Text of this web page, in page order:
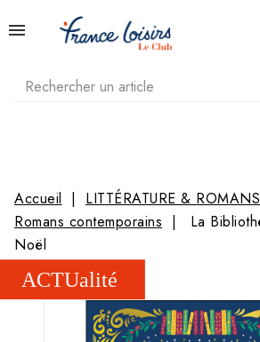
Accueil LITTÉRATURE & ROMANS
Romans contemporains
La
Noël